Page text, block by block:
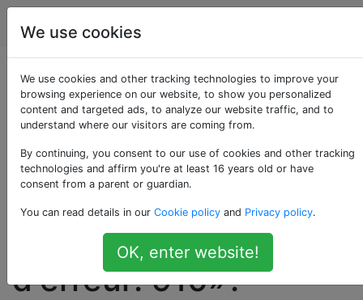
Android
Pourquoi Play Store
affiche-t-il
«Impossible
d'installer
l'application… Code
d'erreur: 910»?
We use cookies
We use cookies and other tracking technologies to improve your
browsing experience on our website, to show you personalized
content and targeted ads, to analyze our website traffic, and to
understand where our visitors are coming from.
By continuing, you consent to our use of cookies and other tracking
technologies and affirm you're at least 16 years old or have
consent from a parent or guardian.
You can read details in our Cookie policy and Privacy policy.
OK, enter website!